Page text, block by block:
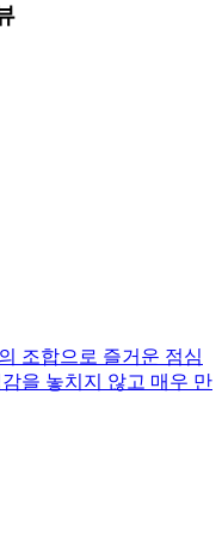
조합으로 즐거운 점심
을 놓치지 않고 매우 만